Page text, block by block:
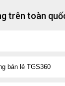
trên toàn
bán lẻ TGS360